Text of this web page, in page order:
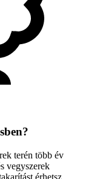
terén több év
vegyszerek
érhetsz